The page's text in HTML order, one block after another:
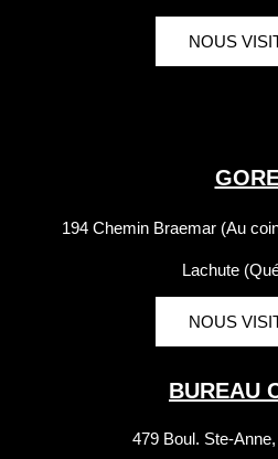
NOUS
194 Chemin Braemar (Au
Lachute
NOUS
BUREAU
479 Boul. Ste-